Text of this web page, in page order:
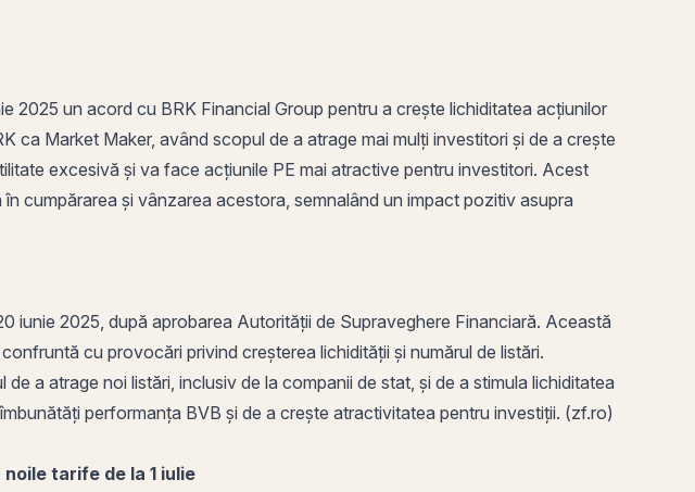
2025 un acord cu BRK Financial Group pentru a crește lichiditatea acțiunilor
ca Market Maker, având scopul de a atrage mai mulți investitori și de a crește
excesivă și va face acțiunile PE mai atractive pentru investitori. Acest
cumpărarea și vânzarea acestora, semnalând un impact pozitiv asupra
iunie 2025, după aprobarea Autorității de Supraveghere Financiară. Această
cu provocări privind creșterea lichidității și numărul de listări.
de a atrage noi listări, inclusiv de la companii de stat, și de a stimula lichiditatea
performanța BVB și de a crește atractivitatea pentru investiții. (zf.ro)
tarife de la 1 iulie